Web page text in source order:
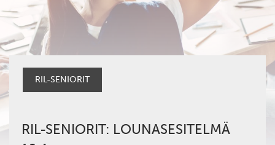
RIL-SENIORIT
RIL-SENIORIT: LOUNASESITELMÄ